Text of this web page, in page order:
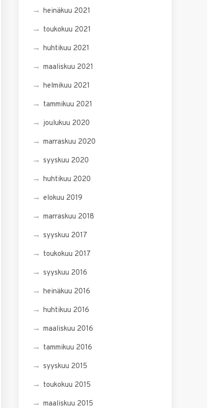
heinäkuu 2021
toukokuu 2021
huhtikuu 2021
maaliskuu 2021
helmikuu 2021
tammikuu 2021
joulukuu 2020
marraskuu 2020
syyskuu 2020
huhtikuu 2020
elokuu 2019
marraskuu 2018
syyskuu 2017
toukokuu 2017
syyskuu 2016
heinäkuu 2016
huhtikuu 2016
maaliskuu 2016
tammikuu 2016
syyskuu 2015
toukokuu 2015
maaliskuu 2015